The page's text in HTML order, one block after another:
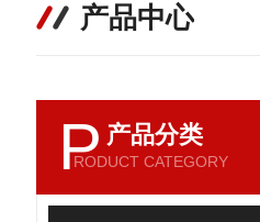
产品中心
P 产品分类
RODUCT CATEGORY